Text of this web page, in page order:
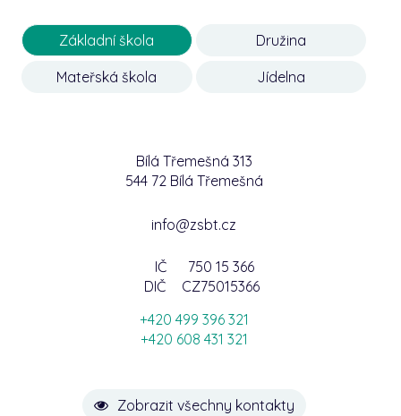
Základní škola Družina
Mateřská škola Jídelna
Bílá Třemešná 313
544 72 Bílá Třemešná
info@zsbt.cz
IČ
750 15 366
DIČ
CZ75015366
+420 499 396 321
+420 608 431 321
Zobrazit všechny kontakty